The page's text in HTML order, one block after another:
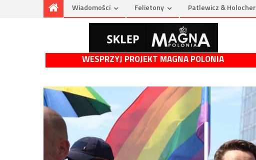
Wiadomości Felietony Patlewicz & Holocher
WESPRZYJ PROJEKT MAGNA POLONIA